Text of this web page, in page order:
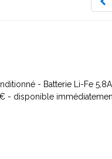
- Batterie Li-Fe
- disponible